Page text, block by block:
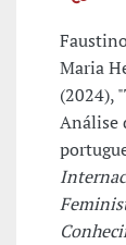
Maria
(2024),
Análise